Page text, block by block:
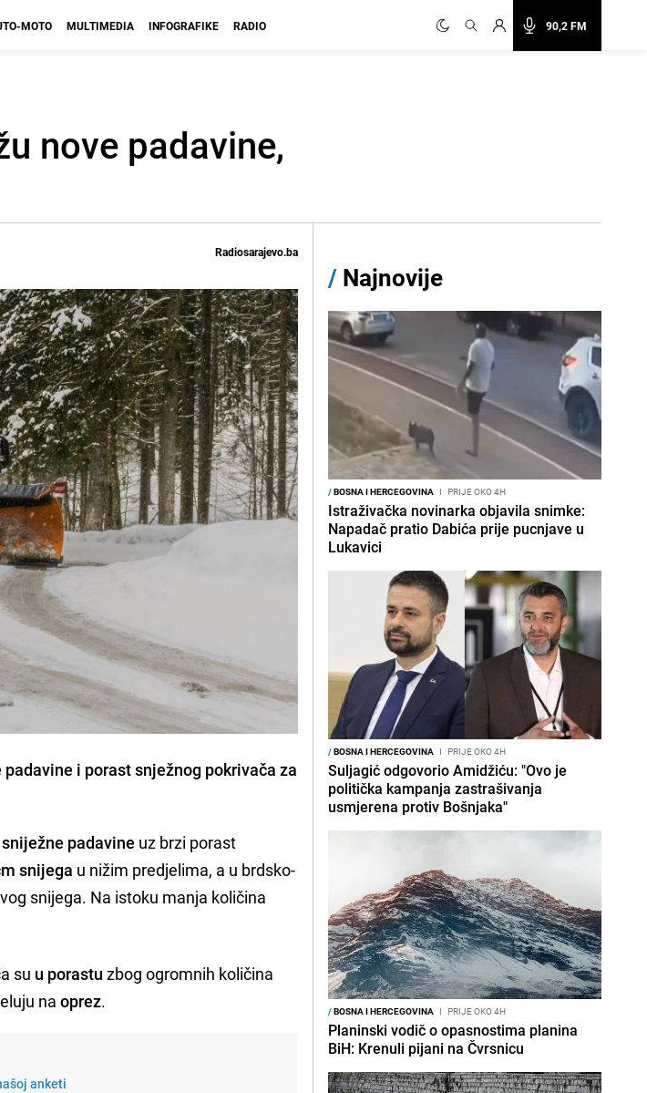
90,2 FM
MOTO MULTIMEDIA INFOGRAFIKE RADIO
nove padavine,
Radiosarajevo.ba
i porast snježnog pokrivača za
padavine uz brzi porast
snijega u nižim predjelima, a u brdsko-
snijega. Na istoku manja količina
su u porastu zbog ogromnih količina
naoprez.
anketi
/ Najnovije
/BOSNA I HERCEGOVINA I PRIJE OKO 4H
Istraživačka novinarka objavila snimke:
Napadač pratio Dabića prije pucnjave u
Lukavici
/BOSNA I HERCEGOVINA I PRIJE OKO 4H
Suljagić odgovorio Amidžiću: "Ovo je
politička kampanja zastrašivanja
usmjerena protiv Bošnjaka"
/BOSNA I HERCEGOVINA I PRIJE OKO 4H
Planinski vodič o opasnostima planina
BiH: Krenuli pijani na Čvrsnicu